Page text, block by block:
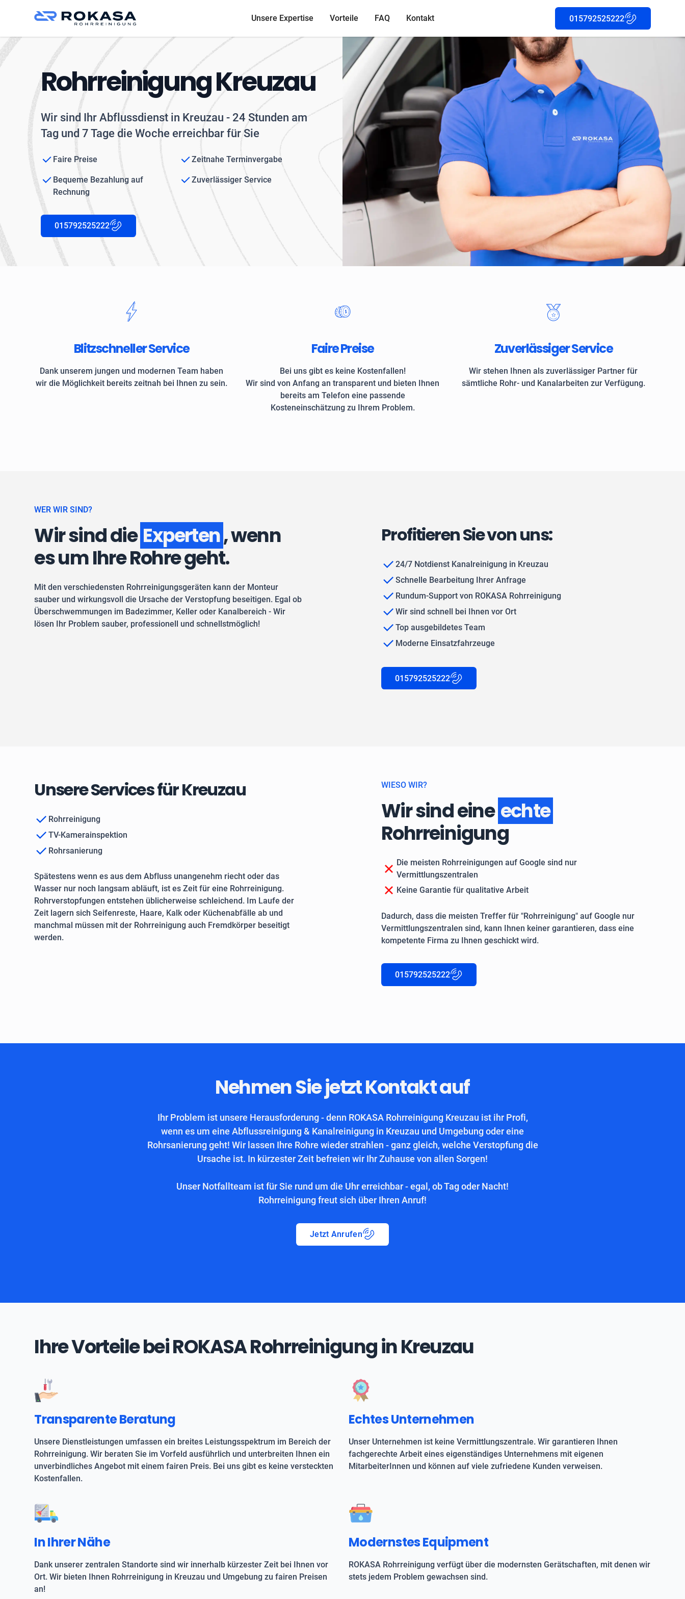
Unsere Expertise Vorteile FAQ Kontakt 015792525222
Rohrreinigung Kreuzau
Wir sind Ihr Abflussdienst in Kreuzau - 24 Stunden am
Tag und 7 Tage die Woche erreichbar für Sie
Faire Preise Zeitnahe Terminvergabe
Bequeme Bezahlung auf
Rechnung
Zuverlässiger Service
015792525222
Blitzschneller Service
Dank unserem jungen und modernen Team haben
wir die Möglichkeit bereits zeitnah bei Ihnen zu sein.
Faire Preise
Bei uns gibt es keine Kostenfallen!
Wir sind von Anfang an transparent und bieten Ihnen
bereits am Telefon eine passende
Kosteneinschätzung zu Ihrem Problem.
Zuverlässiger Service
Wir stehen Ihnen als zuverlässiger Partner für
sämtliche Rohr- und Kanalarbeiten zur Verfügung.
WER WIR SIND?
Wir sind die Experten, wenn
es um Ihre Rohre geht.
Mit den verschiedensten Rohrreinigungsgeräten kann der Monteur
sauber und wirkungsvoll die Ursache der Verstopfung beseitigen. Egal ob
Überschwemmungen im Badezimmer, Keller oder Kanalbereich - Wir
lösen Ihr Problem sauber, professionell und schnellstmöglich!
Profitieren Sie von uns:
24/7 Notdienst Kanalreinigung in Kreuzau
Schnelle Bearbeitung Ihrer Anfrage
Rundum-Support von ROKASA Rohrreinigung
Wir sind schnell bei Ihnen vor Ort
Top ausgebildetes Team
Moderne Einsatzfahrzeuge
015792525222
Unsere Services für Kreuzau
Rohrreinigung
TV-Kamerainspektion
Rohrsanierung
Spätestens wenn es aus dem Abfluss unangenehm riecht oder das
Wasser nur noch langsam abläuft, ist es Zeit für eine Rohrreinigung.
Rohrverstopfungen entstehen üblicherweise schleichend. Im Laufe der
Zeit lagern sich Seifenreste, Haare, Kalk oder Küchenabfälle ab und
manchmal müssen mit der Rohrreinigung auch Fremdkörper beseitigt
werden.
WIESO WIR?
Wir sind eine echte
Rohrreinigung
Die meisten Rohrreinigungen auf Google sind nur
Vermittlungszentralen
Keine Garantie für qualitative Arbeit
Dadurch, dass die meisten Treffer für "Rohrreinigung" auf Google nur
Vermittlungszentralen sind, kann Ihnen keiner garantieren, dass eine
kompetente Firma zu Ihnen geschickt wird.
015792525222
Nehmen Sie jetzt Kontakt auf
Ihr Problem ist unsere Herausforderung - denn ROKASA Rohrreinigung Kreuzau ist ihr Profi,
wenn es um eine Abflussreinigung & Kanalreinigung in Kreuzau und Umgebung oder eine
Rohrsanierung geht! Wir lassen Ihre Rohre wieder strahlen - ganz gleich, welche Verstopfung die
Ursache ist. In kürzester Zeit befreien wir Ihr Zuhause von allen Sorgen!
Unser Notfallteam ist für Sie rund um die Uhr erreichbar - egal, ob Tag oder Nacht!
Rohrreinigung freut sich über Ihren Anruf!
Jetzt Anrufen
Ihre Vorteile bei ROKASA Rohrreinigung in Kreuzau
Transparente Beratung
Unsere Dienstleistungen umfassen ein breites Leistungsspektrum im Bereich der
Rohrreinigung. Wir beraten Sie im Vorfeld ausführlich und unterbreiten Ihnen ein
unverbindliches Angebot mit einem fairen Preis. Bei uns gibt es keine versteckten
Kostenfallen.
Echtes Unternehmen
Unser Unternehmen ist keine Vermittlungszentrale. Wir garantieren Ihnen
fachgerechte Arbeit eines eigenständiges Unternehmens mit eigenen
MitarbeiterInnen und können auf viele zufriedene Kunden verweisen.
In Ihrer Nähe
Dank unserer zentralen Standorte sind wir innerhalb kürzester Zeit bei Ihnen vor
Ort. Wir bieten Ihnen Rohrreinigung in Kreuzau und Umgebung zu fairen Preisen
an!
Modernstes Equipment
ROKASA Rohrreinigung verfügt über die modernsten Gerätschaften, mit denen wir
stets jedem Problem gewachsen sind.